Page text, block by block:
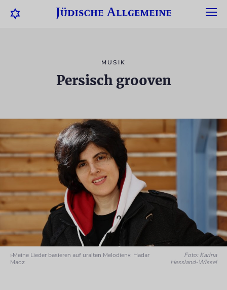
MUSIK
Persisch grooven
»Meine Lieder basieren auf uralten Melodien«: Hadar
Maoz
Foto: Karina
Hessland-Wissel